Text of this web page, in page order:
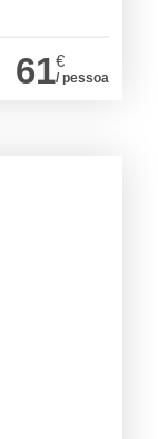
61€
/ pessoa